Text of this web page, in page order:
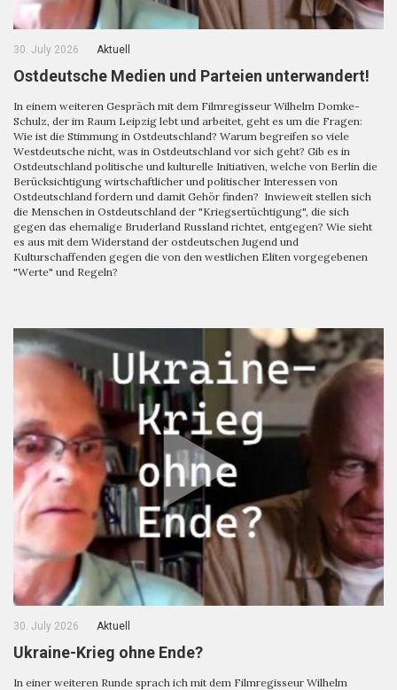
30. July 2026 Aktuell
Ostdeutsche Medien und Parteien unterwandert!
In einem weiteren Gespräch mit dem Filmregisseur Wilhelm Domke-
Schulz, der im Raum Leipzig lebt und arbeitet, geht es um die Fragen:
Wie ist die Stimmung in Ostdeutschland? Warum begreifen so viele
Westdeutsche nicht, was in Ostdeutschland vor sich geht? Gib es in
Ostdeutschland politische und kulturelle Initiativen, welche von Berlin die
Berücksichtigung wirtschaftlicher und politischer Interessen von
Ostdeutschland fordern und damit Gehör finden? Inwieweit stellen sich
die Menschen in Ostdeutschland der "Kriegsertüchtigung", die sich
gegen das ehemalige Bruderland Russland richtet, entgegen? Wie sieht
es aus mit dem Widerstand der ostdeutschen Jugend und
Kulturschaffenden gegen die von den westlichen Eliten vorgegebenen
"Werte" und Regeln?
30. July 2026 Aktuell
Ukraine-Krieg ohne Ende?
In einer weiteren Runde sprach ich mit dem Filmregisseur Wilhelm